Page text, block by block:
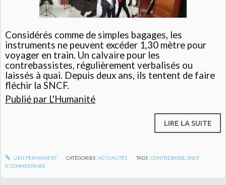
Considérés comme de simples bagages, les
instruments ne peuvent excéder 1,30 mètre pour
voyager en train. Un calvaire pour les
contrebassistes, régulièrement verbalisés ou
laissés à quai. Depuis deux ans, ils tentent de faire
fléchir la SNCF.
Publié par L'Humanité
LIRE LA SUITE
LIEN PERMANENT CATÉGORIES :ACTUALITÉS TAGS :CONTREBASSE ,SNCF
0 COMMENTAIRE